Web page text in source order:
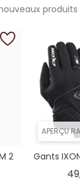
2
APERÇU
Gants